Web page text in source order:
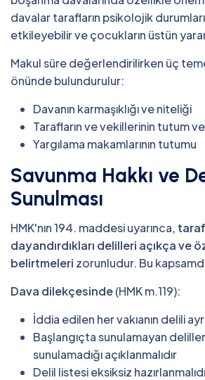
davalar tarafların psikolojik
etkileyebilir ve çocukların üstün
Makul süre değerlendirilirken üç
önünde bulundurulur:
Davanın karmaşıklığı ve niteliği
Tarafların ve vekillerinin tutum ve
Yargılama makamlarının tutumu
Savunma Hakkı ve
Sunulması
HMK'nın 194. maddesi uyarınca,
dayandırdıkları delilleri açıkça ve
belirtmeleri zorunludur. Bu
Dava dilekçesinde(HMK m.119):
İddia edilen her vakıanın delili
Başlangıçta sunulamayan
sunulamadığı açıklanmalıdır
Delil listesi eksiksiz